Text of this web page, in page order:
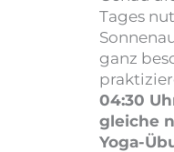
Tages
ganz
04:30
gleiche
Yoga-